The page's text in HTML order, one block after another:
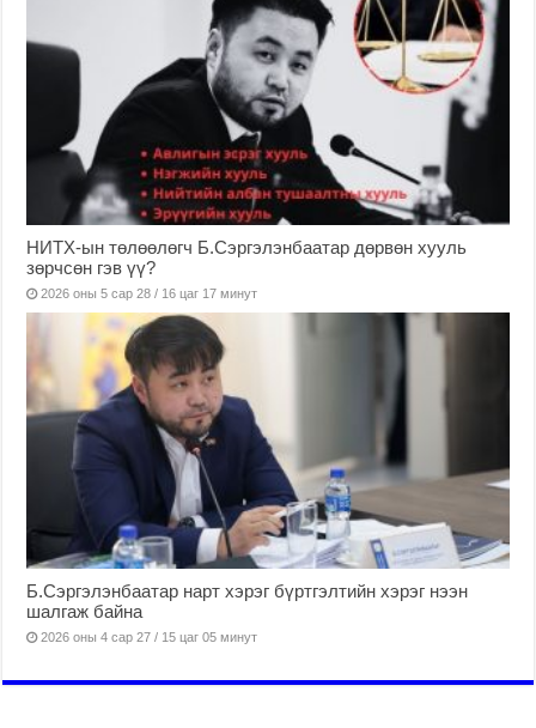
НИТХ-ын төлөөлөгч Б.Сэргэлэнбаатар дөрвөн хууль
зөрчсөн гэв үү?
2026 оны 5 сар 28 / 16 цаг 17 минут
Б.Сэргэлэнбаатар нарт хэрэг бүртгэлтийн хэрэг нээн
шалгаж байна
2026 оны 4 сар 27 / 15 цаг 05 минут